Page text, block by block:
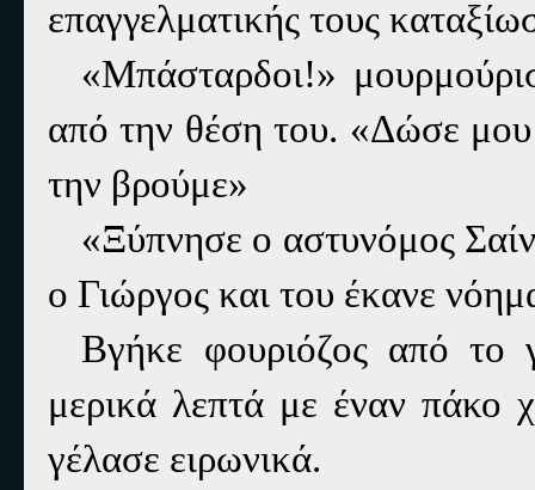
επαγγελματικής τους
«Μπάσταρδοι!»
από την θέση του. «Δώσε μου
την βρούμε»
«Ξύπνησε ο αστυνόμος
ο Γιώργος και του έκανε
Βγήκε φουριόζος από το
μερικά λεπτά με έναν πάκο
γέλασε ειρωνικά.